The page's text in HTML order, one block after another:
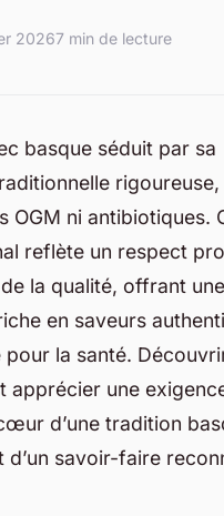
20267 min de lecture
basque séduit par sa
rigoureuse,
OGM ni antibiotiques.
reflète un respect
la qualité, offrant une
en saveurs
pour la santé.
apprécier une
d’une tradition
d’un savoir-faire